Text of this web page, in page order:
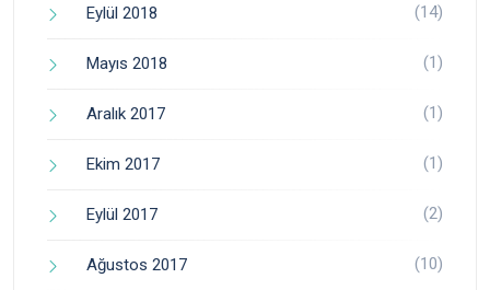
Eylül 2018 (14)
Mayıs 2018 (1)
Aralık 2017 (1)
Ekim 2017 (1)
Eylül 2017 (2)
Ağustos 2017 (10)